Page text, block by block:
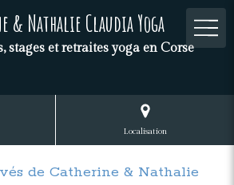
& Nathalie Claudia Yoga
stages et retraites yoga en Corse
Localisation
de Catherine & Nathalie